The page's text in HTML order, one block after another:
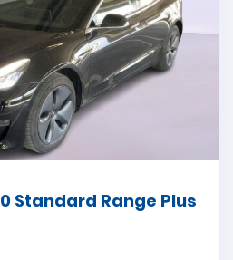
Standard Range Plus